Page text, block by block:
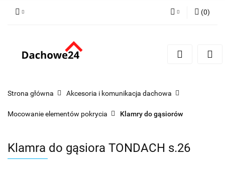
Zarejestruj się
(0)
Strona główna Akcesoria i komunikacja dachowa
Mocowanie elementów pokrycia Klamry do gąsiorów
Klamra do gąsiora TONDACH s.26